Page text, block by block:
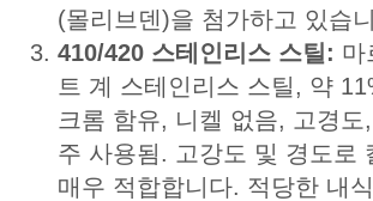
(몰리브덴)을 첨가하고 있습
410/420 스테인리스 스틸: 마
트 계 스테인리스 스틸, 약
크롬 함유, 니켈 없음, 고경도
주 사용됨. 고강도 및 경도로
매우 적합합니다. 적당한 내